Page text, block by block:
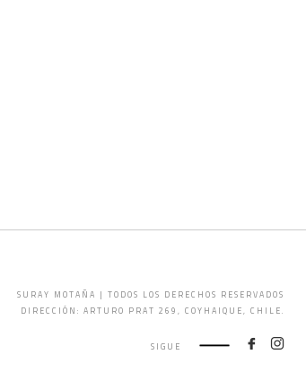
SURAY MOTAÑA | TODOS LOS DERECHOS RESERVADOS
DIRECCIÓN: ARTURO PRAT 269, COYHAIQUE, CHILE.
SIGUE